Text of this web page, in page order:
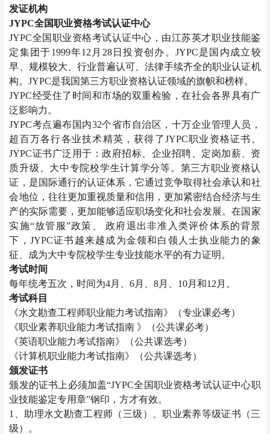
发证机构
JYPC全国职业资格考试认证中心
JYPC全国职业资格考试认证中心，由江苏英才职业技能鉴
定集团于1999年12 月 28日投资创办。 JYPC是国内成立较
早、规模较大、行业普遍认可、法律手续齐全的职业认证机
构。JYPC是我国第三方职业资格认证领域的旗帜和榜样。
JYPC经受住了时间和市场的双重检验，在社会各界具有广
泛影响力。
JYPC考点遍布国内32个省市自治区，十万企业管理人员，
超百万各行各业技术精英，获得了JYPC职业资格证书。
JYPC证书广泛用于：政府招标、企业招聘、定岗加薪、资
质升级、大中专院校学生计算学分等。第三方职业资格认
证，是国际通行的认证体系，它通过竞争取得社会承认和社
会地位，往往更加重视质量和信用，更加紧密结合经济与生
产的实际需要，更加能够适应职场变化和社会发展。在国家
实施“放管服”政策、 政府退出非准入类评价体系的背景
下， JYPC证书越来越成为金领和白领人士执业能力的象
征、成为大中专院校学生专业技能水平的有力证明。
考试时间
每年统考五次，时间为4月、6月、8月、 10月和12 月。
考试科目
《水文勘查工程师职业能力考试指南》（专业课必考）
《职业素养职业能力考试指南 》（公共课必考）
《英语职业能力考试指南》（公共课选考）
《计算机职业能力考试指南》（公共课选考）
颁发证书
颁发的证书上必须加盖“JYPC全国职业资格考试认证中心职
业技能鉴定专用章”钢印，方才有效。
1
、助理水文勘查工程师（三级）、职业素养等级证书（三
级）。